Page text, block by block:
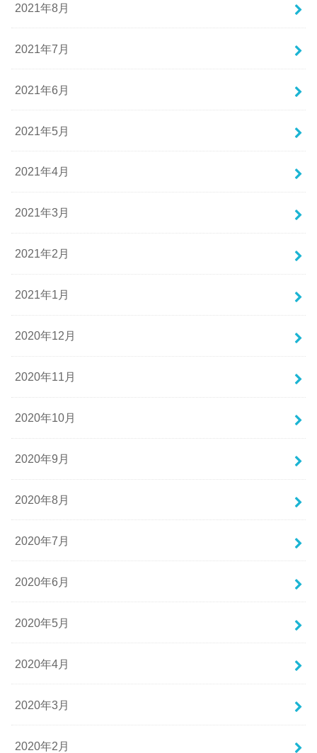
2021年8月
2021年7月
2021年6月
2021年5月
2021年4月
2021年3月
2021年2月
2021年1月
2020年12月
2020年11月
2020年10月
2020年9月
2020年8月
2020年7月
2020年6月
2020年5月
2020年4月
2020年3月
2020年2月